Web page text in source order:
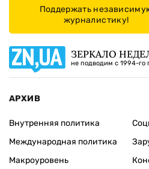
Поддержать
журналистику!
ЗЕРКАЛО
не подводим с 1994-го
АРХИВ
Внутренняя политика
Международная политика
Макроуровень